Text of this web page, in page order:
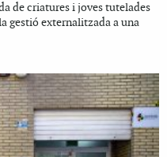
de criatures i joves tutelades
gestió externalitzada a una